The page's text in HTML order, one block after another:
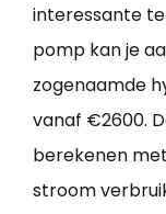
interessante
pomp kan je
zogenaamde
vanaf €2600.
berekenen
stroom